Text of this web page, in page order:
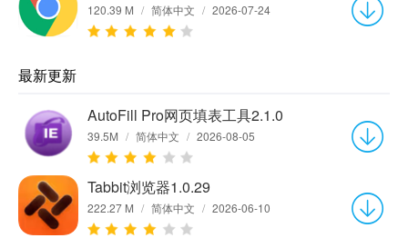
120.39 M / 简体中文 / 2026-07-24
最新更新
AutoFill Pro网页填表工具2.1.0
39.5M / 简体中文 / 2026-08-05
Tabbit浏览器1.0.29
222.27 M / 简体中文 / 2026-06-10